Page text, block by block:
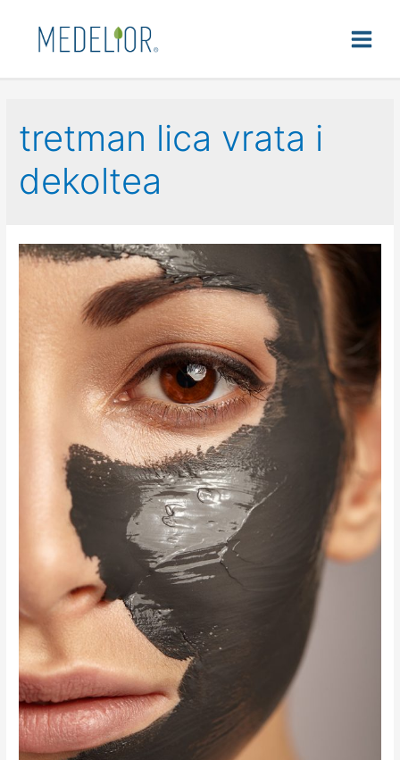
tretman lica vrata i
dekoltea